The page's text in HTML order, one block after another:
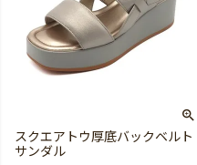
スクエアトウ厚底バックベルト
サンダル